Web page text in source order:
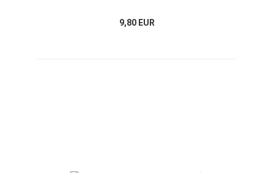
9,80 EUR